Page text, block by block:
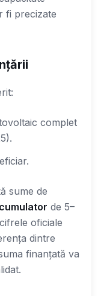
fi precizate
complet
sume de
de 5–
oficiale
dintre
finanțată va